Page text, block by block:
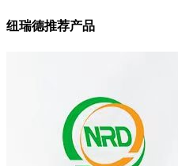
纽瑞德推荐产品